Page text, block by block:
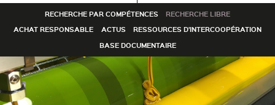
RECHERCHE PAR COMPÉTENCES
RECHERCHE LIBRE
ACHAT RESPONSABLE
ACTUS
RESSOURCES D'INTERCOOPÉRATION
BASE DOCUMENTAIRE